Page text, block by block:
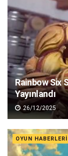
Rainbow Six
Yayınlandı
26/12/2025
OYUN HABERLERI